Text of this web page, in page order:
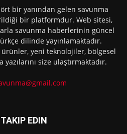
bir yanından gelen savunma
bir platformdur. Web sitesi,
savunma haberlerinin güncel
dilinde yayınlamaktadır.
yeni teknolojiler, bölgesel
size ulaştırmaktadır.
EDIN